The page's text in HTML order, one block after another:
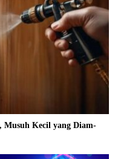
Musuh Kecil yang Diam-